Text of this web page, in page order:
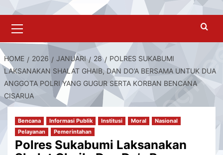
Menu
HOME 2026 JANUARI 28
POLRES SUKABUMI
LAKSANAKAN SHALAT GHAIB, DAN DO’A BERSAMA UNTUK DUA
ANGGOTA POLRI YANG GUGUR SERTA KORBAN BENCANA
CISARUA
Bencana Informasi Publik Institusi Moral
Nasional
Pelayanan
Pemerintahan
Polres Sukabumi Laksanakan